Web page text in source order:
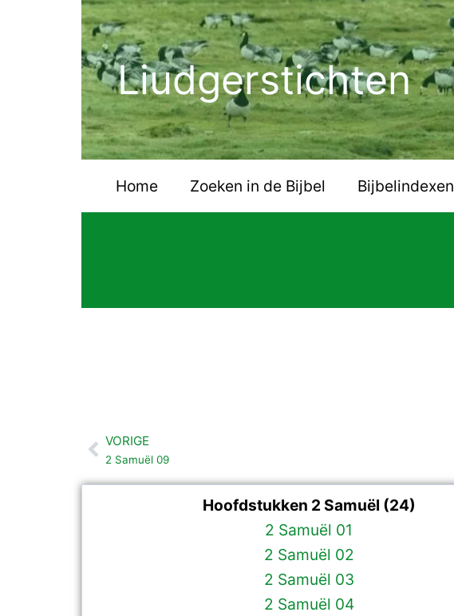
Liudgerstichten
Home Zoeken in de Bijbel Bijbelindexen
Vorige
VORIGE
2 Samuël 09
Hoofdstukken 2 Samuël (24)
2 Samuël 01
2 Samuël 02
2 Samuël 03
2 Samuël 04